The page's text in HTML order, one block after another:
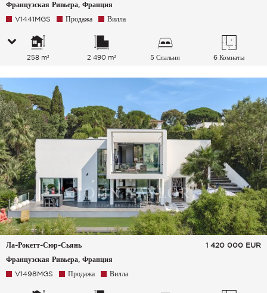
Французская Ривьера, Франция
V1441MGS Продажа Вилла
258 m² 2 490 m² 5 Спальни 6 Комнаты
Ла-Рокетт-Сюр-Сьянь
Французская Ривьера, Франция
1 420 000 EUR
V1498MGS Продажа Вилла